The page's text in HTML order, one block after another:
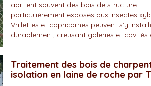
abritent souvent des bois de structure
particulièrement exposés aux insectes
Vrillettes et capricornes peuvent s’y
durablement, creusant galeries et cavités
Traitement des bois de
isolation en laine de roche par